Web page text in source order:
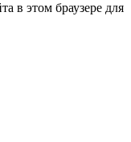
в этом браузере для